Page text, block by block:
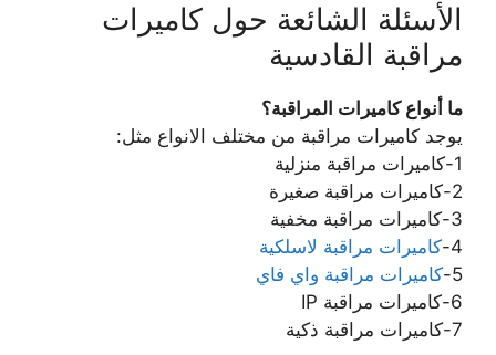
الأسئلة الشائعة حول كاميرات
مراقبة القادسية
ما أنواع كاميرات المراقبة؟
يوجد كاميرات مراقبة من مختلف الانواع مثل:
1-كاميرات مراقبة منزلية
2-كاميرات مراقبة صغيرة
3-كاميرات مراقبة مخفية
4- كاميرات مراقبة لاسلكية
5- كاميرات مراقبة واي فاي
6-كاميرات مراقبة IP
7-كاميرات مراقبة ذكية